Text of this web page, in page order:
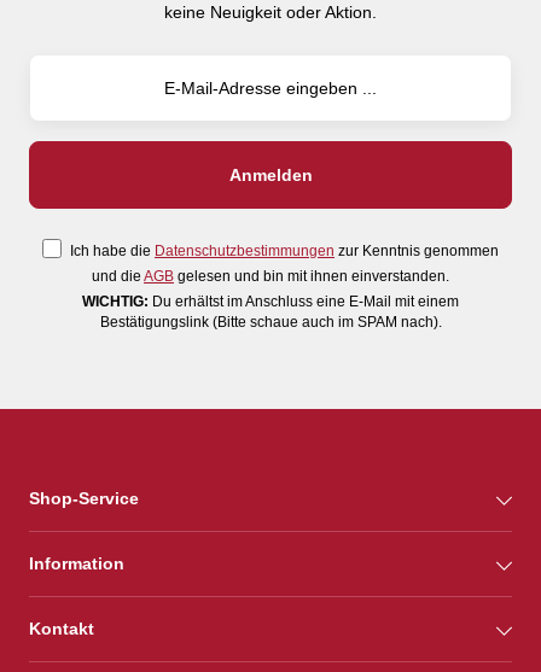
keine Neuigkeit oder Aktion.
Ich habe die Datenschutzbestimmungen zur Kenntnis genommen
und die AGB gelesen und bin mit ihnen einverstanden.
WICHTIG: Du erhältst im Anschluss eine E-Mail mit einem
Bestätigungslink (Bitte schaue auch im SPAM nach).
Shop-Service
Information
Kontakt